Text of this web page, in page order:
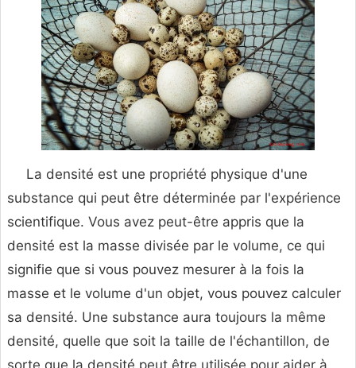
La densité est une propriété physique d'une
substance qui peut être déterminée par l'expérience
scientifique. Vous avez peut-être appris que la
densité est la masse divisée par le volume, ce qui
signifie que si vous pouvez mesurer à la fois la
masse et le volume d'un objet, vous pouvez calculer
sa densité. Une substance aura toujours la même
densité, quelle que soit la taille de l'échantillon, de